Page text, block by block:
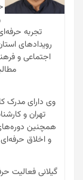
تجربه
رویدادهای
اجتماعی و
وی دارای مدرک
تهران و
همچنین
و اخلاق
گیلانی فعالیت